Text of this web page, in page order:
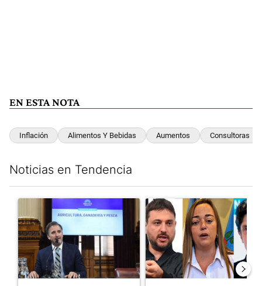
EN ESTA NOTA
Inflación Alimentos Y Bebidas Aumentos Consultoras
Noticias en Tendencia
Un artículo de tendencia con el título "Di Tullio impugnó a
Un artículo de tendencia con